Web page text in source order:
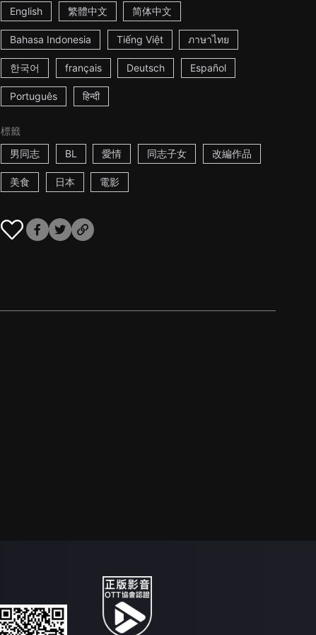
English 繁體中文 简体中文
Bahasa Indonesia Tiếng Việt ภาษาไทย
한국어 français Deutsch Español
Português हिन्दी
標籤
男同志
BL 愛情 同志子女 改編作品
美食 日本 電影